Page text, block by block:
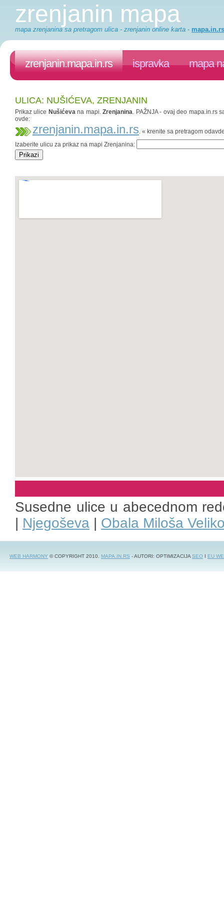
zrenjanin mapa
mapa zrenjanina sa pretragom ulica - zrenjanin online karta - mapa.in.rs
zrenjanin.mapa.in.rs ispravka mapa
ULICA: NUŠIĆEVA, ZRENJANIN
Prikaz ulice Nušićevana mapi.Zrenjanina. PAŽNJA - ovaj deo mapa.in.rs
ovde:
zrenjanin.mapa.in.rs. « krenite sa pretragom
Izaberite ulicu za prikaz na mapi Zrenjanina:
Susedne ulice u abecednom
| Njegoševa | Obala Miloša
WEB HARMONY © COPYRIGHT 2010. MAPA.IN.RS - AUTORI: OPTIMIZACIJASEO I EU